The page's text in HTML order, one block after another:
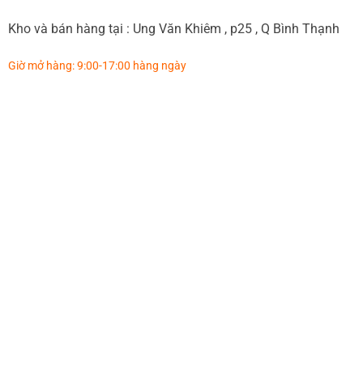
Kho và bán hàng tại : Ung Văn Khiêm , p25 , Q Bình Thạnh
Giờ mở hàng: 9:00-17:00 hàng ngày